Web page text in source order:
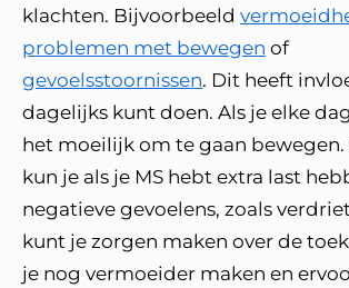
klachten. Bijvoorbeeld
problemen met bewegen of
gevoelsstoornissen. Dit heeft
dagelijks kunt doen. Als je elke
het moeilijk om te gaan bewegen.
kun je als je MS hebt extra last
negatieve gevoelens, zoals
kunt je zorgen maken over de
je nog vermoeider maken en